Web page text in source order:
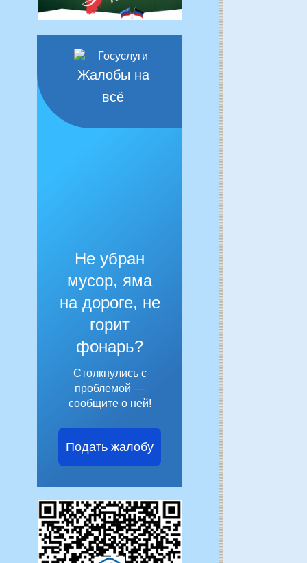
Жалобы на
всё
Не убран
мусор, яма
на дороге, не
горит
фонарь?
Столкнулись с
проблемой —
сообщите о ней!
Подать жалобу